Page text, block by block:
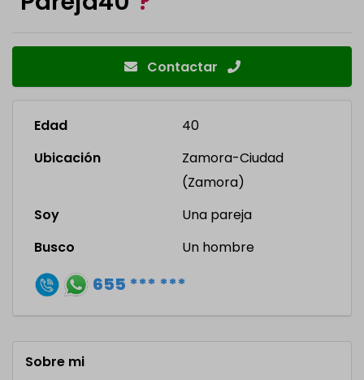
Contactar
Edad
40
Ubicación
Zamora-Ciudad
(Zamora)
Soy
Una pareja
Busco
Un hombre
655 *** ***
Sobre mi